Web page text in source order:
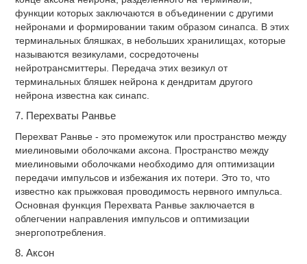
функции которых заключаются в объединении с другими
нейронами и формировании таким образом синапса. В этих
терминальных бляшках, в небольших хранилищах, которые
называются везикулами, сосредоточены
нейротрансмиттеры. Передача этих везикул от
терминальных бляшек нейрона к дендритам другого
нейрона известна как синапс.
7. Перехваты Ранвье
Перехват Ранвье - это промежуток или пространство между
миелиновыми оболочками аксона. Пространство между
миелиновыми оболочками необходимо для оптимизации
передачи импульсов и избежания их потери. Это то, что
известно как прыжковая проводимость нервного импульса.
Основная функция Перехвата Ранвье заключается в
облегчении направления импульсов и оптимизации
энергопотребления.
8. Аксон